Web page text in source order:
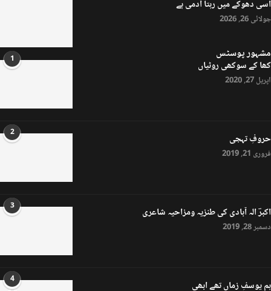
اسی دھوکے میں رہتا آدمی ہے
جولائی 26, 2026
مشہور پوسٹس 1 کھا کے سوکھی روٹیاں
اپریل 27, 2020
2 حروفِ تہجی
فروری 21, 2019
3 اکبرؔ الہ آبادی کی طنزیہ ومزاحیہ شاعری
دسمبر 28, 2019
4 ہم یوسفِ زماں تھے ابھی